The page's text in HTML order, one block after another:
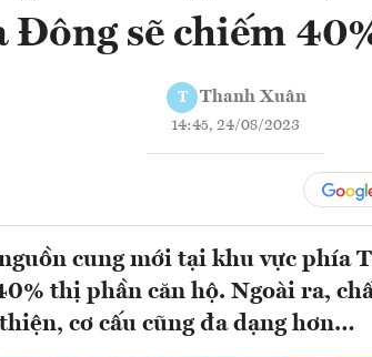
Đông sẽ chiếm
T Thanh Xuân
14:45, 24/08/2023
cung mới tại khu vực phía
thị phần căn hộ. Ngoài ra,
cơ cấu cũng đa dạng hơn…